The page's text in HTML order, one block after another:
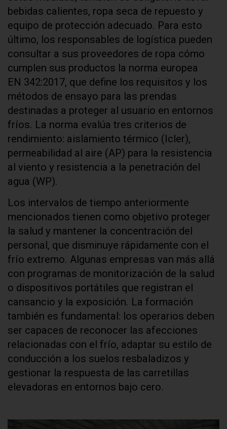
bebidas calientes, ropa seca de repuesto y
equipo de protección adecuado. Para esto
último, los responsables de logística pueden
consultar a sus proveedores de ropa cómo
cumplen sus productos la norma europea
EN 342:2017, que define los requisitos y los
métodos de ensayo para las prendas
destinadas a proteger al usuario en entornos
fríos. La norma evalúa tres criterios de
rendimiento: aislamiento térmico (Icler),
permeabilidad al aire (AP) para la resistencia
al viento y resistencia a la penetración del
agua (WP).
Los intervalos de tiempo anteriormente
mencionados tienen como objetivo proteger
la salud y mantener la concentración del
personal, que disminuye rápidamente con el
frío extremo. Algunas empresas van más allá
con programas de monitorización de la salud
o dispositivos portátiles que registran el
cansancio y la exposición. La formación
también es fundamental: los operarios deben
ser capaces de reconocer las afecciones
relacionadas con el frío, adaptar su estilo de
conducción a los suelos resbaladizos y
gestionar la respuesta de las carretillas
elevadoras en entornos bajo cero.